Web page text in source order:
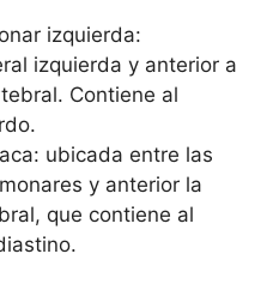
izquierda:
izquierda y anterior a
Contiene al
ubicada entre las
y anterior la
que contiene al